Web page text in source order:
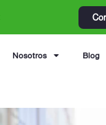
Nosotros Blog